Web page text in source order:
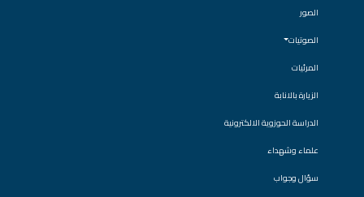
الصور
الصوتيات
المرئيات
الزيارة بالانابة
الدراسة الحوزوية الالكترونية
علماء وشهداء
سؤال وجواب